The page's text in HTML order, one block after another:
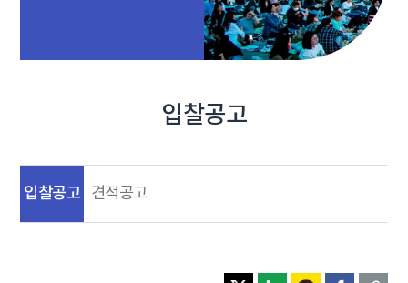
입찰공고
입찰공고 견적공고